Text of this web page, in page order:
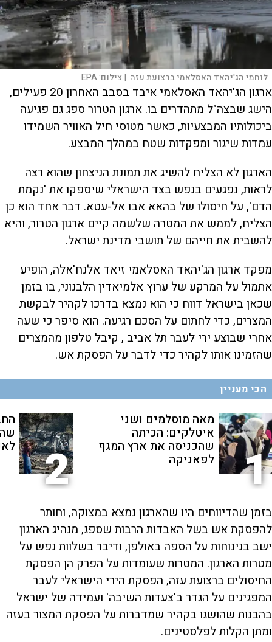
לוחמי הג'יהאד האסלאמי ברצועת עזה. | צילום:EPA
ארגון הג'יהאד האסלאמי איבד בסבב האחרון 20 פעילים,
הישג שבצה"ל מתהדרים בו. ארגון הטרור ספג גם פגיעה
ביכולותיו המבצעיות, כאשר מטוסי חיל האוויר השמידו
עמדות שיגור ומפקדות שטח במהלך המבצע.
הארגון לא הצליח להשיג את תמונת הניצחון שהוא רצה
לראות, נפגעים בנפש בצד הישראלי שיספקו את 'נקמת
הדם', על חיסולו של בהאא אבו אל-עטא. דבר אחד הוא כן
הצליח, לממש את המטרה שלשמה קיים ארגון הטרור, והיא
להשבית את חייהם של תושבי מדינת ישראל.
מפקד ארגון הג'יהאד האסלאמי זיאד אלנח'אלה, הופיע
אתמול על המרקע של ערוץ אלמיאדין הלבנוני, בו בזמן
שכאן בישראל דווח כי הוא נמצא בדרכו לקהיר לבקשת
המצרים, כדי לחתום על הסכם רגיעה. הוא סיפר כי שעה
אחרי שבוצע ירי לעבר תל אביב , קיבל טלפון מהמצרים
שהזמינו אותו לקהיר כדי לדבר על הפסקת אש.
הכי מעניין
1
מאה מוסלמים ושני
איטלקים: הכיתה
שהכניסה את ארץ המגף
לפאניקה 2
בזמן שהדיווחים היו שהארגון נמצא במצוקה, וחותר
להפסקת אש בשל האבדות הרבות שספג, מנהיג הארגון
ישב בנינוחות על הספה באולפן, ודיבר בשלוות נפש על
מטרות הארגון. המטרות שעומדות על הפרק הן הפסקת
החיסולים ברצועת עזה, הפסקת הירי הישראלי לעבר
המפגינים על הגדר ב'צעדות השיבה' ועמידה של ישראל
בהבנות שהושגו בקהיר שמדברות על הפסקת המצור בעזה
ומתן הקלות לפלסטינים.